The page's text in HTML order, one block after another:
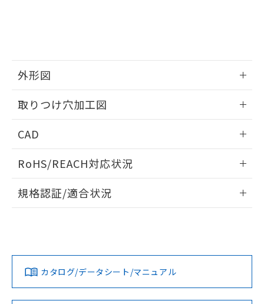
外形図
取りつけ穴加工図
CAD
ドすることができます。
ログイン/会員登録
ダウンロードデータをご利用いただく前に、以下を必ずお読
みください。
ソフトウェアの使用条件
RoHS/REACH対応状況
EU RoHS 注意事項・凡例
対応済み
規格認証/適合状況
カタログ/データシート/マニュアル
品・サービスに関するお客様との取
の共同利用に関して"
用者の範囲」に記載されている法人を
EU RoHS指令（10物質）の非含有証明書
51物質の非含有証明書（当社基準）
※本証明書は発行日時点で非含有を証明す
物質の対応では、対応完了までの期間は出
荷製品に未対応品が混在することから備考
欄に対応日を記載しておりました。
既に当社にて対応品への在庫切替を完了